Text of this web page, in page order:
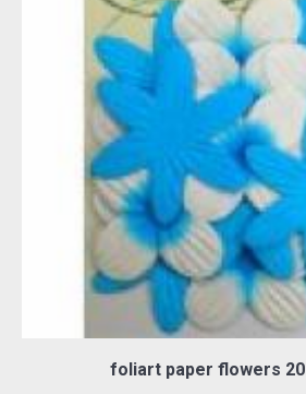
foliart paper flowers 20